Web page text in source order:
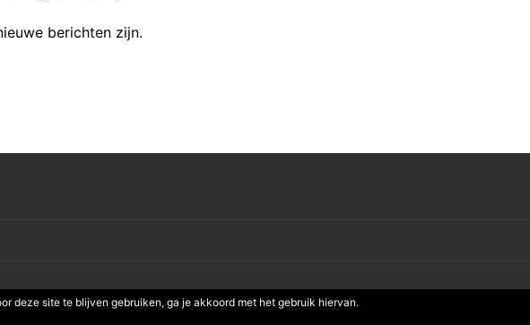
berichten zijn.
deze site te blijven gebruiken, ga je akkoord met het gebruik hiervan.